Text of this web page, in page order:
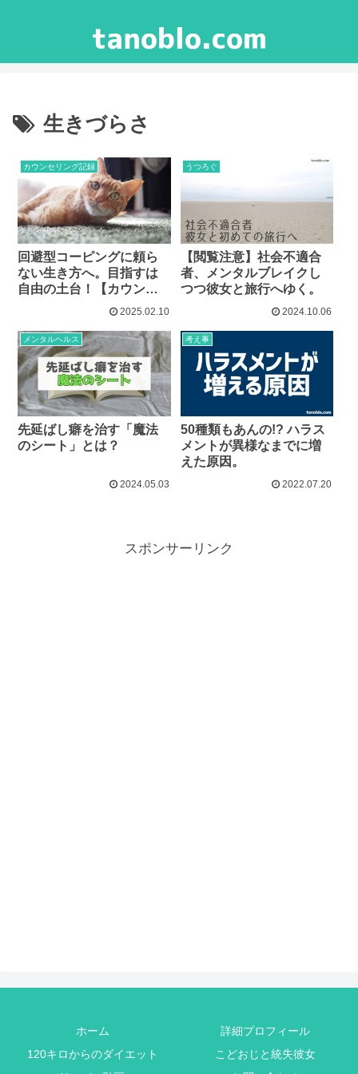
生きづらさ
カウンセリング記録
回避型コーピングに頼ら
ない生き方へ。目指すは
自由の土台！【カウンセ
2025.02.10
うつろぐ
【閲覧注意】社会不適合
者、メンタルブレイクし
つつ彼女と旅行へゆく。
2024.10.06
メンタルヘルス
先延ばし癖を治す「魔法
のシート」とは？
2024.05.03
考え事
50種類もあんの!? ハラス
メントが異様なまでに増
えた原因。
2022.07.20
スポンサーリンク
ホーム
詳細プロフィール
120キロからのダイエット
こどおじと統失彼女